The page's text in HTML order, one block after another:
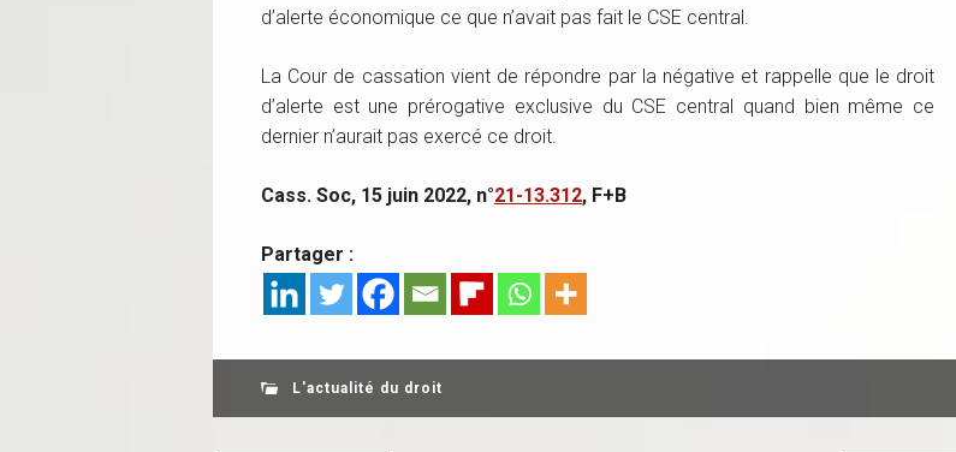
d’alerte économique ce que n’avait pas fait le CSE central.
La Cour de cassation vient de répondre par la négative et rappelle que le droit
d’alerte est une prérogative exclusive du CSE central quand bien même ce
dernier n’aurait pas exercé ce droit.
Cass. Soc, 15 juin 2022, n°21-13.312, F+B
Partager :
L'actualité du droit